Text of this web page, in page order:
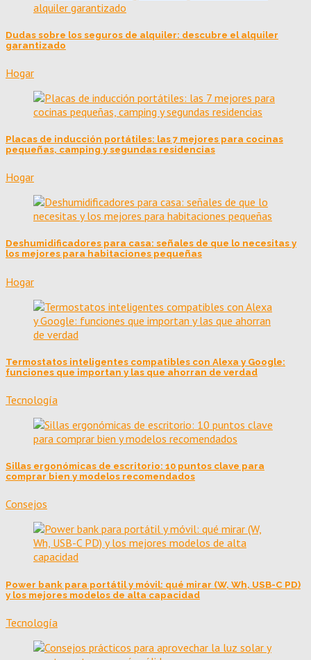
Dudas sobre los seguros de alquiler: descubre el alquiler
garantizado
Hogar
Placas de inducción portátiles: las 7 mejores para cocinas
pequeñas, camping y segundas residencias
Hogar
Deshumidificadores para casa: señales de que lo necesitas y
los mejores para habitaciones pequeñas
Hogar
Termostatos inteligentes compatibles con Alexa y Google:
funciones que importan y las que ahorran de verdad
Tecnología
Sillas ergonómicas de escritorio: 10 puntos clave para
comprar bien y modelos recomendados
Consejos
Power bank para portátil y móvil: qué mirar (W, Wh, USB-C PD)
y los mejores modelos de alta capacidad
Tecnología